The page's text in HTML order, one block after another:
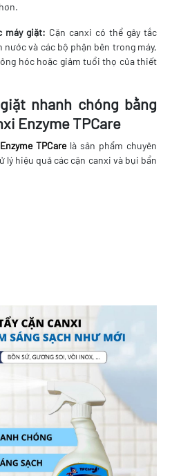
máy giặt: Cặn canxi có thể gây tắc
nước và các bộ phận bên trong máy,
hóc hoặc giảm tuổi thọ của thiết
nhanh chóng bằng
Enzyme TPCare
TPCare là sản phẩm chuyên
lý hiệu quả các cặn canxi và bụi bẩn